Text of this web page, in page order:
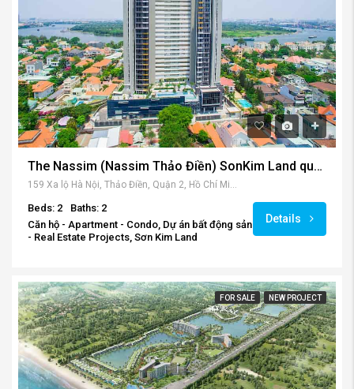
The Nassim (Nassim Thảo Điền) SonKim Land quận 2 – Tuyệt tác ven sông giữa lòng đô thị.
159 Xa lộ Hà Nội, Thảo Điền, Quận 2, Hồ Chí Minh, Việt Nam
Beds: 2
Baths: 2
Căn hộ - Apartment - Condo, Dự án bất động sản
- Real Estate Projects, Sơn Kim Land
Details
FOR SALE NEW PROJECT